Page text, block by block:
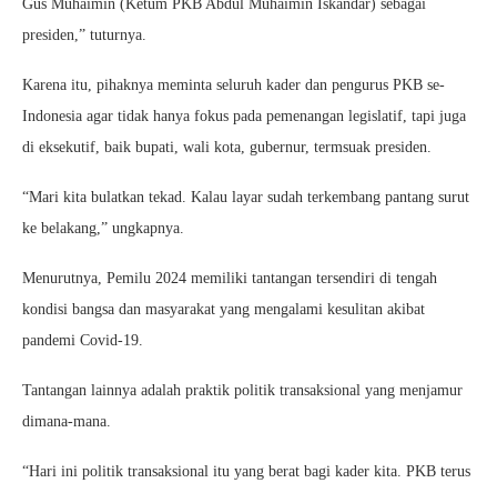
Gus Muhaimin (Ketum PKB Abdul Muhaimin Iskandar) sebagai
presiden,” tuturnya.
Karena itu, pihaknya meminta seluruh kader dan pengurus PKB se-
Indonesia agar tidak hanya fokus pada pemenangan legislatif, tapi juga
di eksekutif, baik bupati, wali kota, gubernur, termsuak presiden.
“Mari kita bulatkan tekad. Kalau layar sudah terkembang pantang surut
ke belakang,” ungkapnya.
Menurutnya, Pemilu 2024 memiliki tantangan tersendiri di tengah
kondisi bangsa dan masyarakat yang mengalami kesulitan akibat
pandemi Covid-19.
Tantangan lainnya adalah praktik politik transaksional yang menjamur
dimana-mana.
“Hari ini politik transaksional itu yang berat bagi kader kita. PKB terus